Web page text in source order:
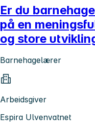
Er du
på en
og store
Barnehagelærer
Arbeidsgiver
Espira Ulvenvatnet